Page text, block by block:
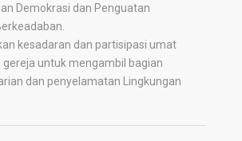
Demokrasi dan Penguatan
kesadaran dan partisipasi umat
gereja untuk mengambil bagian
dan penyelamatan Lingkungan